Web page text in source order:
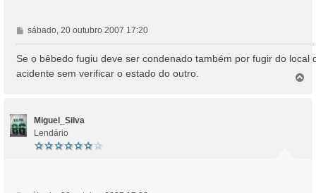
M
e
n
s
m
sábado, 20 outubro 2007 17:20
Se o bêbedo fugiu deve ser condenado também por fugir do local
acidente sem verificar o estado do outro.
Miguel_Silva
Lendário